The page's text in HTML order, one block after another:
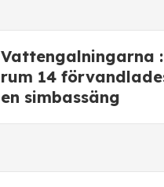
Vattengalningarna
rum 14
en simbassäng